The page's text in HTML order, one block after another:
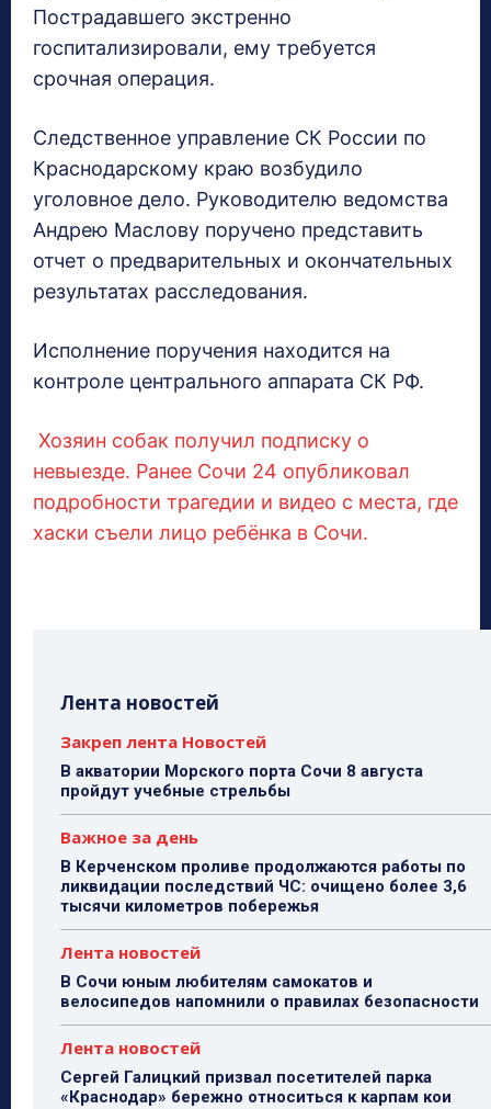
Пострадавшего экстренно
госпитализировали, ему требуется
срочная операция.
Следственное управление СК России по
Краснодарскому краю возбудило
уголовное дело. Руководителю ведомства
Андрею Маслову поручено представить
отчет о предварительных и окончательных
результатах расследования.
Исполнение поручения находится на
контроле центрального аппарата СК РФ.
Хозяин собак получил подписку о
невыезде. Ранее Сочи 24 опубликовал
подробности трагедии и видео с места, где
хаски съели лицо ребёнка в Сочи.
Лента новостей
Закреп лента Новостей
В акватории Морского порта Сочи 8 августа
пройдут учебные стрельбы
Важное за день
В Керченском проливе продолжаются работы по
ликвидации последствий ЧС: очищено более 3,6
тысячи километров побережья
Лента новостей
В Сочи юным любителям самокатов и
велосипедов напомнили о правилах безопасности
Лента новостей
Сергей Галицкий призвал посетителей парка
«Краснодар» бережно относиться к карпам кои